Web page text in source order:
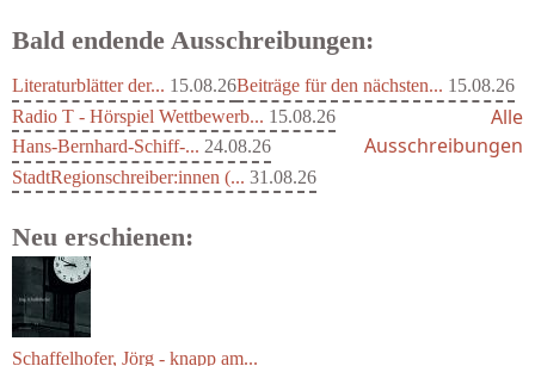
Bald endende Ausschreibungen:
Literaturblätter der... 15.08.26Beiträge für den nächsten... 15.08.26
Radio T - Hörspiel Wettbewerb... 15.08.26
Hans-Bernhard-Schiff-... 24.08.26
StadtRegionschreiber:innen (... 31.08.26
Alle
Ausschreibungen
Neu erschienen: